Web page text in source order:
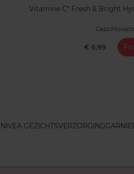
Vitamine C* Fresh & Bright
€ 6,99
NIVEA GEZICHTSVERZORGING